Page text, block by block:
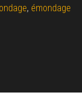
, émondage